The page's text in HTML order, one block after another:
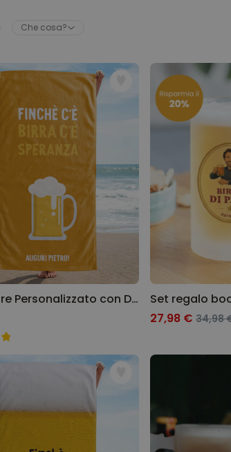
Faccia
Personalizzabile
19,99 €
Personalizzabile
Telo Mare
Stile Fumetto
Personalizzabile
Poster Personalizzato
Foto e Definizione
Che cosa?
Telo Mare Personalizzato con Drink e Frasi
27,98 € 34,98